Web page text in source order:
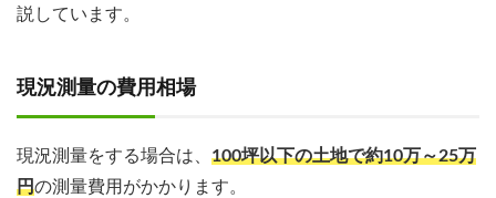
説しています。
現況測量の費用相場
現況測量をする場合は、 100坪以下の土地で約10万～25万
円の測量費用がかかります。